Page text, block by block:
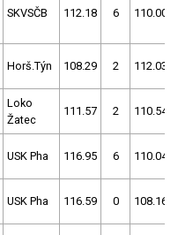
SKVSČB 112.18 6 110.00
Horš.Týn 108.29 2 112.03
Loko
Žatec
111.57 2 110.54
USK Pha 116.95 6 110.04
USK Pha 116.59 0 108.16